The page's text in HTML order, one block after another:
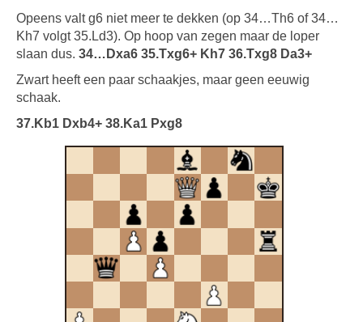
Opeens valt g6 niet meer te dekken (op 34…Th6 of 34…
Kh7 volgt 35.Ld3). Op hoop van zegen maar de loper
slaan dus. 34…Dxa6 35.Txg6+ Kh7 36.Txg8 Da3+
Zwart heeft een paar schaakjes, maar geen eeuwig
schaak.
37.Kb1 Dxb4+ 38.Ka1 Pxg8